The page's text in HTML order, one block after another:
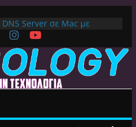
Server σε Mac με
(Macbook, Mac Mini, iMac,
83% Έκπτωση στο
γιατί αξίζει
Δεν Λειτουργεί Πλέον το
Explorer, Καθαρισμός